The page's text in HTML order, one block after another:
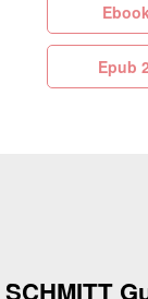
SCHMITT